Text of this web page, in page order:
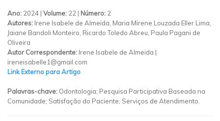
Ano: 2024 | Volume: 22 | Número: 2
Autores: Irene Isabele de Almeida, Maria Mirene Louzada Eller Lima,
Jaiane Bandoli Monteiro, Ricardo Toledo Abreu, Paula Pagani de
Oliveira
Autor Correspondente: Irene Isabele de Almeida |
ireneisabelle1@gmail.com
Link Externo para Artigo
Palavras-chave: Odontologia; Pesquisa Participativa Baseada na
Comunidade; Satisfação do Paciente; Serviços de Atendimento.